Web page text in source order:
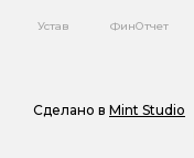
Устав ФинОтчет
Сделано в Mint Studio